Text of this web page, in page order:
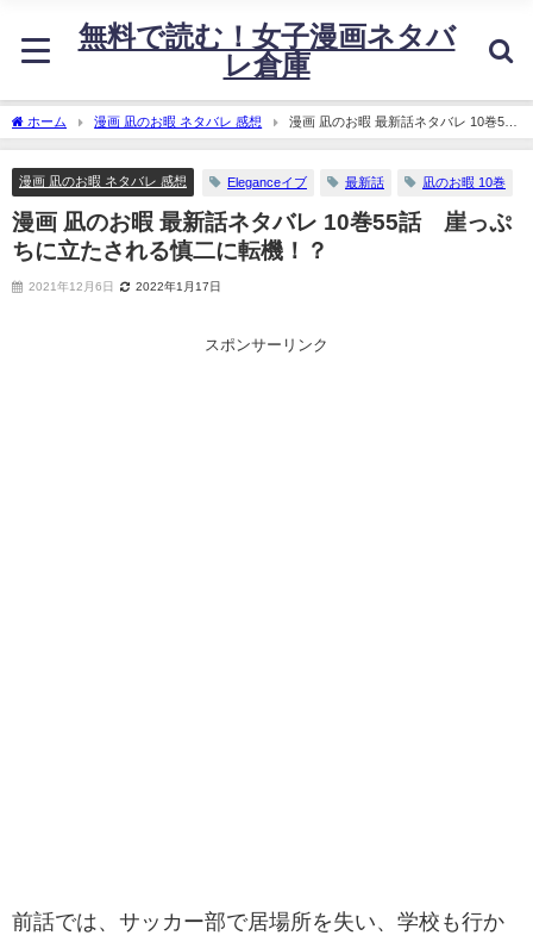
無料で読む！女子漫画ネタバ
レ倉庫
ホーム 漫画 凪のお暇 ネタバレ 感想
漫画 凪のお暇 最新話ネタバレ 10巻55
話 崖っぷちに立たされる慎二に転機！？
漫画 凪のお暇 ネタバレ 感想 Eleganceイブ 最新話 凪のお暇 10巻
漫画 凪のお暇 最新話ネタバレ 10巻55話 崖っぷ
ちに立たされる慎二に転機！？
2021年12月6日 2022年1月17日
スポンサーリンク
前話では、サッカー部で居場所を失い、学校も行か